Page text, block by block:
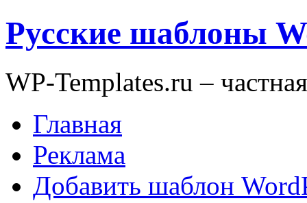
Русские шаблоны
WP-Templates.ru –
Главная
Реклама
Добавить шаблон